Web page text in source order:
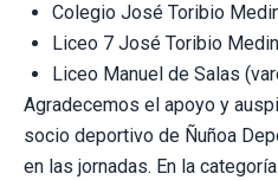
Colegio José Toribio
Liceo 7 José Toribio
Liceo Manuel de Salas
Agradecemos el apoyo y
socio deportivo de Ñuñoa
en las jornadas. En la